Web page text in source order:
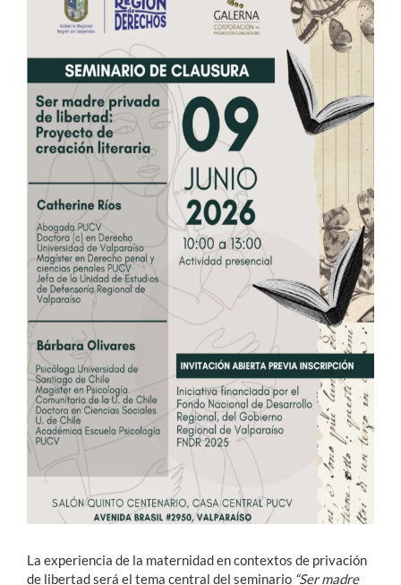
Funcionarios
English
La experiencia de la maternidad en contextos de privación
de libertad será el tema central del seminario “Ser madre